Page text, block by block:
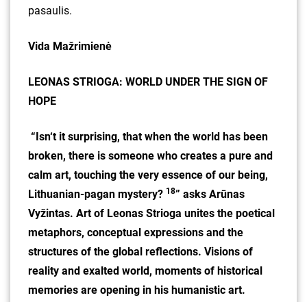
pasaulis.
Vida Mažrimienė
LEONAS STRIOGA: WORLD UNDER THE SIGN OF
HOPE
“Isn‘t it surprising, that when the world has been
broken, there is someone who creates a pure and
calm art, touching the very essence of our being,
Lithuanian-pagan mystery? 18” asks Arūnas
Vyžintas. Art of Leonas Strioga unites the poetical
metaphors, conceptual expressions and the
structures of the global reflections. Visions of
reality and exalted world, moments of historical
memories are opening in his humanistic art.